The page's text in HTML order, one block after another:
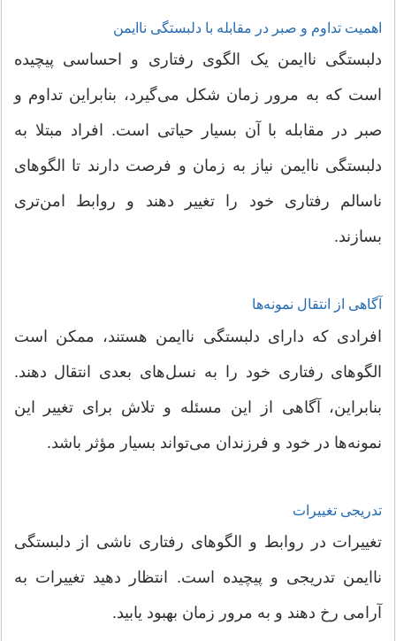
اهمیت تداوم و صبر در مقابله با دلبستگی ناایمن
دلبستگی ناایمن یک الگوی رفتاری و احساسی پیچیده
است که به مرور زمان شکل می‌گیرد، بنابراین تداوم و
صبر در مقابله با آن بسیار حیاتی است. افراد مبتلا به
دلبستگی ناایمن نیاز به زمان و فرصت دارند تا الگوهای
ناسالم رفتاری خود را تغییر دهند و روابط امن‌تری
بسازند.
آگاهی از انتقال نمونه‌ها
افرادی که دارای دلبستگی ناایمن هستند، ممکن است
الگوهای رفتاری خود را به نسل‌های بعدی انتقال دهند.
بنابراین، آگاهی از این مسئله و تلاش برای تغییر این
نمونه‌ها در خود و فرزندان می‌تواند بسیار مؤثر باشد.
تدریجی تغییرات
تغییرات در روابط و الگوهای رفتاری ناشی از دلبستگی
ناایمن تدریجی و پیچیده است. انتظار دهید تغییرات به
آرامی رخ دهند و به مرور زمان بهبود یابید.